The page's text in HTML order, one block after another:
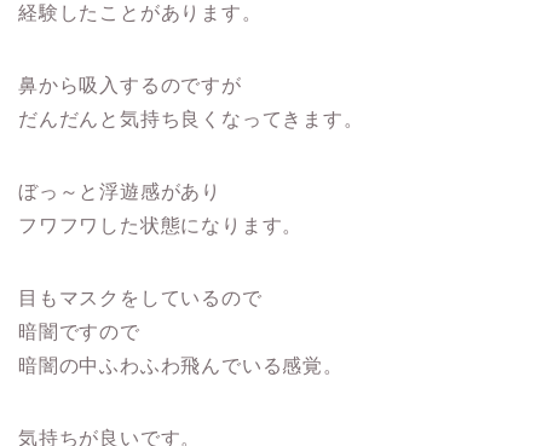
経験したことがあります。
鼻から吸入するのですが
だんだんと気持ち良くなってきます。
ぼっ～と浮遊感があり
フワフワした状態になります。
目もマスクをしているので
暗闇ですので
暗闇の中ふわふわ飛んでいる感覚。
気持ちが良いです。